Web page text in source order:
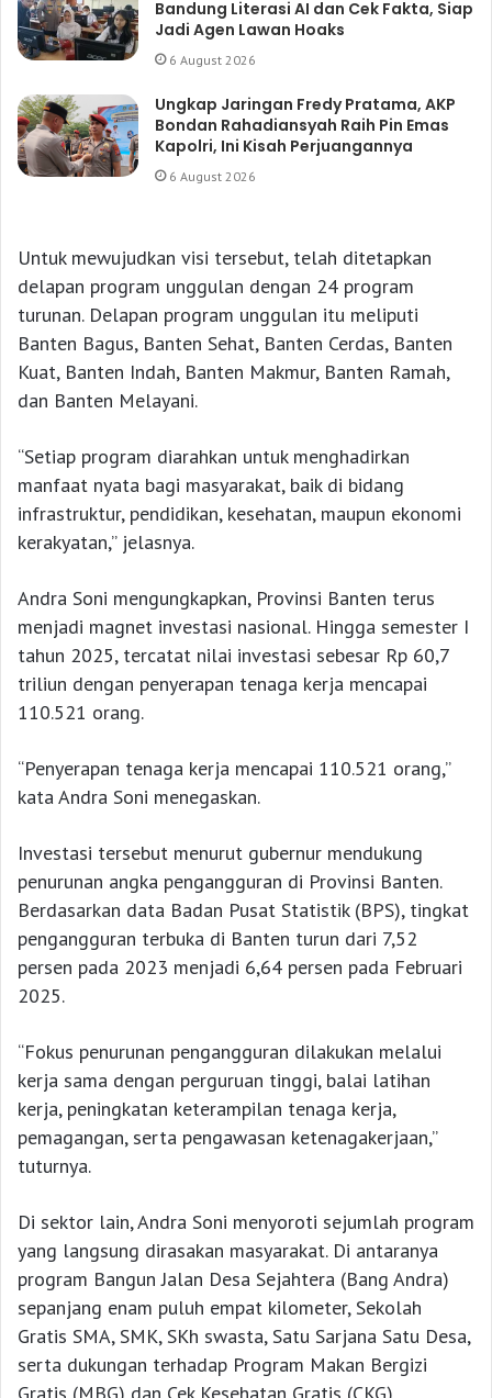
Bandung Literasi AI dan Cek Fakta, Siap
Jadi Agen Lawan Hoaks
6 August 2026
Ungkap Jaringan Fredy Pratama, AKP
Bondan Rahadiansyah Raih Pin Emas
Kapolri, Ini Kisah Perjuangannya
6 August 2026
Untuk mewujudkan visi tersebut, telah ditetapkan
delapan program unggulan dengan 24 program
turunan. Delapan program unggulan itu meliputi
Banten Bagus, Banten Sehat, Banten Cerdas, Banten
Kuat, Banten Indah, Banten Makmur, Banten Ramah,
dan Banten Melayani.
“Setiap program diarahkan untuk menghadirkan
manfaat nyata bagi masyarakat, baik di bidang
infrastruktur, pendidikan, kesehatan, maupun ekonomi
kerakyatan,” jelasnya.
Andra Soni mengungkapkan, Provinsi Banten terus
menjadi magnet investasi nasional. Hingga semester I
tahun 2025, tercatat nilai investasi sebesar Rp 60,7
triliun dengan penyerapan tenaga kerja mencapai
110.521 orang.
“Penyerapan tenaga kerja mencapai 110.521 orang,”
kata Andra Soni menegaskan.
Investasi tersebut menurut gubernur mendukung
penurunan angka pengangguran di Provinsi Banten.
Berdasarkan data Badan Pusat Statistik (BPS), tingkat
pengangguran terbuka di Banten turun dari 7,52
persen pada 2023 menjadi 6,64 persen pada Februari
2025.
“Fokus penurunan pengangguran dilakukan melalui
kerja sama dengan perguruan tinggi, balai latihan
kerja, peningkatan keterampilan tenaga kerja,
pemagangan, serta pengawasan ketenagakerjaan,”
tuturnya.
Di sektor lain, Andra Soni menyoroti sejumlah program
yang langsung dirasakan masyarakat. Di antaranya
program Bangun Jalan Desa Sejahtera (Bang Andra)
sepanjang enam puluh empat kilometer, Sekolah
Gratis SMA, SMK, SKh swasta, Satu Sarjana Satu Desa,
serta dukungan terhadap Program Makan Bergizi
Gratis (MBG) dan Cek Kesehatan Gratis (CKG).